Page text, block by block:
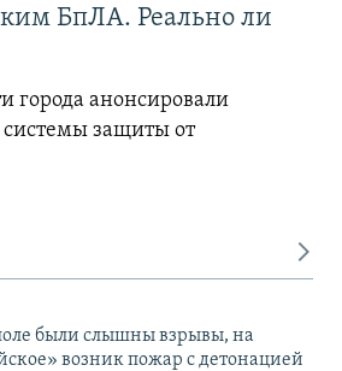
БпЛА. Реально ли
города анонсировали
защиты от
были слышны взрывы, на
возник пожар с детонацией